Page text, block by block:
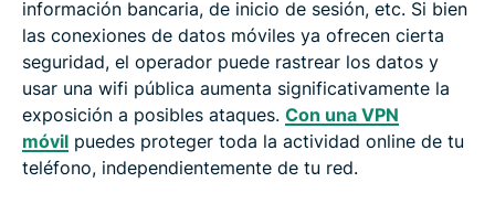
información bancaria, de inicio de sesión, etc. Si bien
las conexiones de datos móviles ya ofrecen cierta
seguridad, el operador puede rastrear los datos y
usar una wifi pública aumenta significativamente la
exposición a posibles ataques. Con una VPN
móvil puedes proteger toda la actividad online de tu
teléfono, independientemente de tu red.